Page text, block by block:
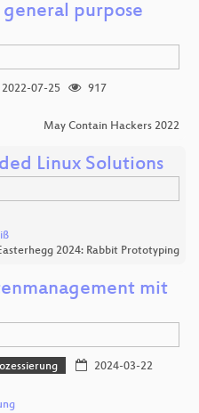
general purpose
2022-07-25
917
May Contain Hackers 2022
Linux Solutions
2024: Rabbit Prototyping
mit
2024-03-22